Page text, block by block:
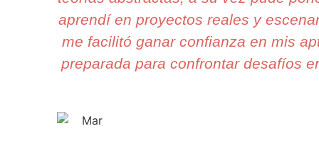
aprendí en proyectos reales y
me facilitó ganar confianza en mis
preparada para confrontar desafíos